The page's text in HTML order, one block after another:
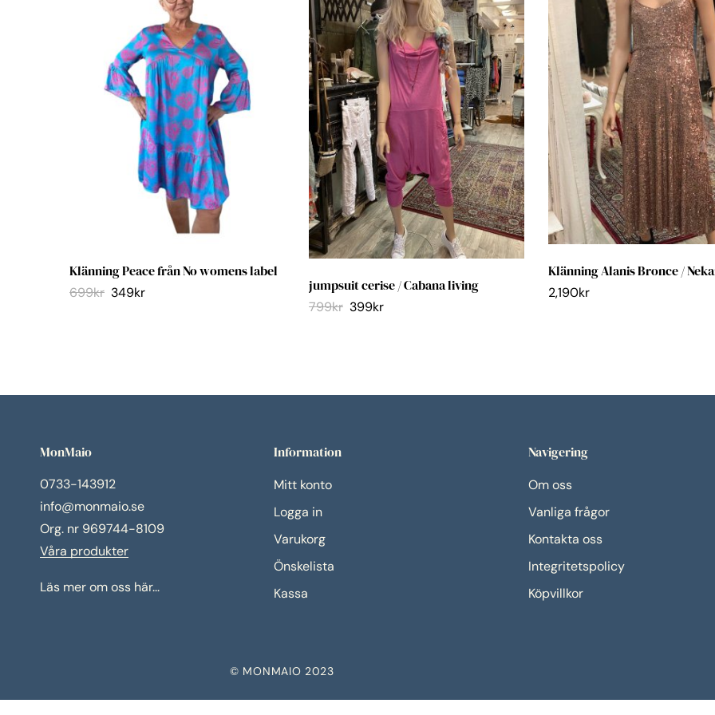
Klänning Peace från No womens label
699kr 349kr jumpsuit cerise / Cabana living
799kr 399kr
Klänning Alanis Bronce /
2,190kr
MonMaio
0733-143912
info@monmaio.se
Org. nr 969744-8109
Våra produkter
Läs mer om oss här...
Information
Mitt konto
Logga in
Varukorg
Önskelista
Kassa
Navigering
Om oss
Vanliga frågor
Kontakta oss
Integritetspolicy
Köpvillkor
© MONMAIO 2023